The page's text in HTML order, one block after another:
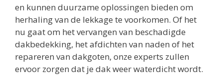
en kunnen duurzame oplossingen bieden om
herhaling van de lekkage te voorkomen. Of het
nu gaat om het vervangen van beschadigde
dakbedekking, het afdichten van naden of het
repareren van dakgoten, onze experts zullen
ervoor zorgen dat je dak weer waterdicht wordt.